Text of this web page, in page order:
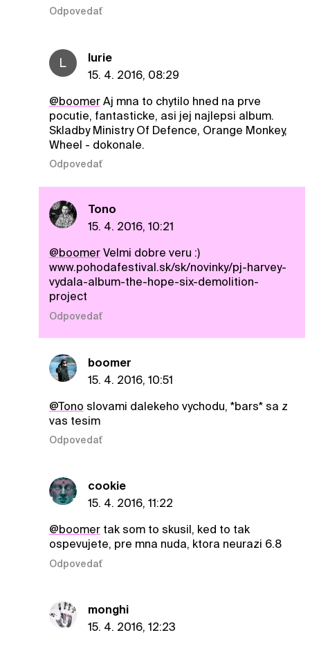
Odpovedať
L
lurie
15. 4. 2016, 08:29
@boomerAj mna to chytilo hned na prve
pocutie, fantasticke, asi jej najlepsi album.
Skladby Ministry Of Defence, Orange Monkey,
Wheel - dokonale.
Odpovedať
Tono
15. 4. 2016, 10:21
@boomerVelmi dobre veru :)
www.pohodafestival.sk/sk/novinky/pj-harvey-
vydala-album-the-hope-six-demolition-
project
Odpovedať
boomer
15. 4. 2016, 10:51
@Tono slovami dalekeho vychodu, *bars* sa z
vas tesim
Odpovedať
cookie
15. 4. 2016, 11:22
@boomertak som to skusil, ked to tak
ospevujete, pre mna nuda, ktora neurazi 6.8
Odpovedať
monghi
15. 4. 2016, 12:23